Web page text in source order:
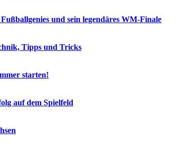
und sein legendäres WM-Finale
Tipps und Tricks
starten!
auf dem Spielfeld